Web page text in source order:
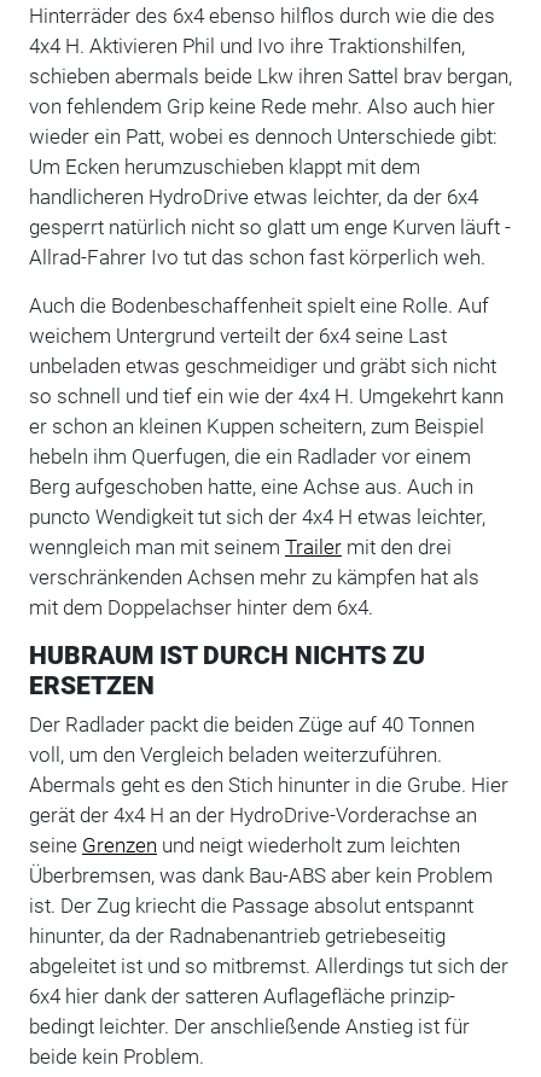
Hinterräder des 6x4 ebenso hilflos durch wie die des
4x4 H. Aktivieren Phil und Ivo ihre Traktionshilfen,
schieben abermals beide Lkw ihren Sattel brav bergan,
von fehlendem Grip keine Rede mehr. Also auch hier
wieder ein Patt, wobei es dennoch Unterschiede gibt:
Um Ecken herumzuschieben klappt mit dem
handlicheren HydroDrive etwas leichter, da der 6x4
gesperrt natürlich nicht so glatt um enge Kurven läuft -
Allrad-Fahrer Ivo tut das schon fast körperlich weh.
Auch die Bodenbeschaffenheit spielt eine Rolle. Auf
weichem Untergrund verteilt der 6x4 seine Last
unbeladen etwas geschmeidiger und gräbt sich nicht
so schnell und tief ein wie der 4x4 H. Umgekehrt kann
er schon an kleinen Kuppen scheitern, zum Beispiel
hebeln ihm Querfugen, die ein Radlader vor einem
Berg aufgeschoben hatte, eine Achse aus. Auch in
puncto Wendigkeit tut sich der 4x4 H etwas leichter,
wenngleich man mit seinem Trailermit den drei
verschränkenden Achsen mehr zu kämpfen hat als
mit dem Doppelachser hinter dem 6x4.
HUBRAUM IST DURCH NICHTS ZU
ERSETZEN
Der Radlader packt die beiden Züge auf 40 Tonnen
voll, um den Vergleich beladen weiterzuführen.
Abermals geht es den Stich hinunter in die Grube. Hier
gerät der 4x4 H an der HydroDrive-Vorderachse an
seine Grenzen und neigt wiederholt zum leichten
Überbremsen, was dank Bau-ABS aber kein Problem
ist. Der Zug kriecht die Passage absolut entspannt
hinunter, da der Radnabenantrieb getriebeseitig
abgeleitet ist und so mitbremst. Allerdings tut sich der
6x4 hier dank der satteren Auflagefläche prinzip-
bedingt leichter. Der anschließende Anstieg ist für
beide kein Problem.